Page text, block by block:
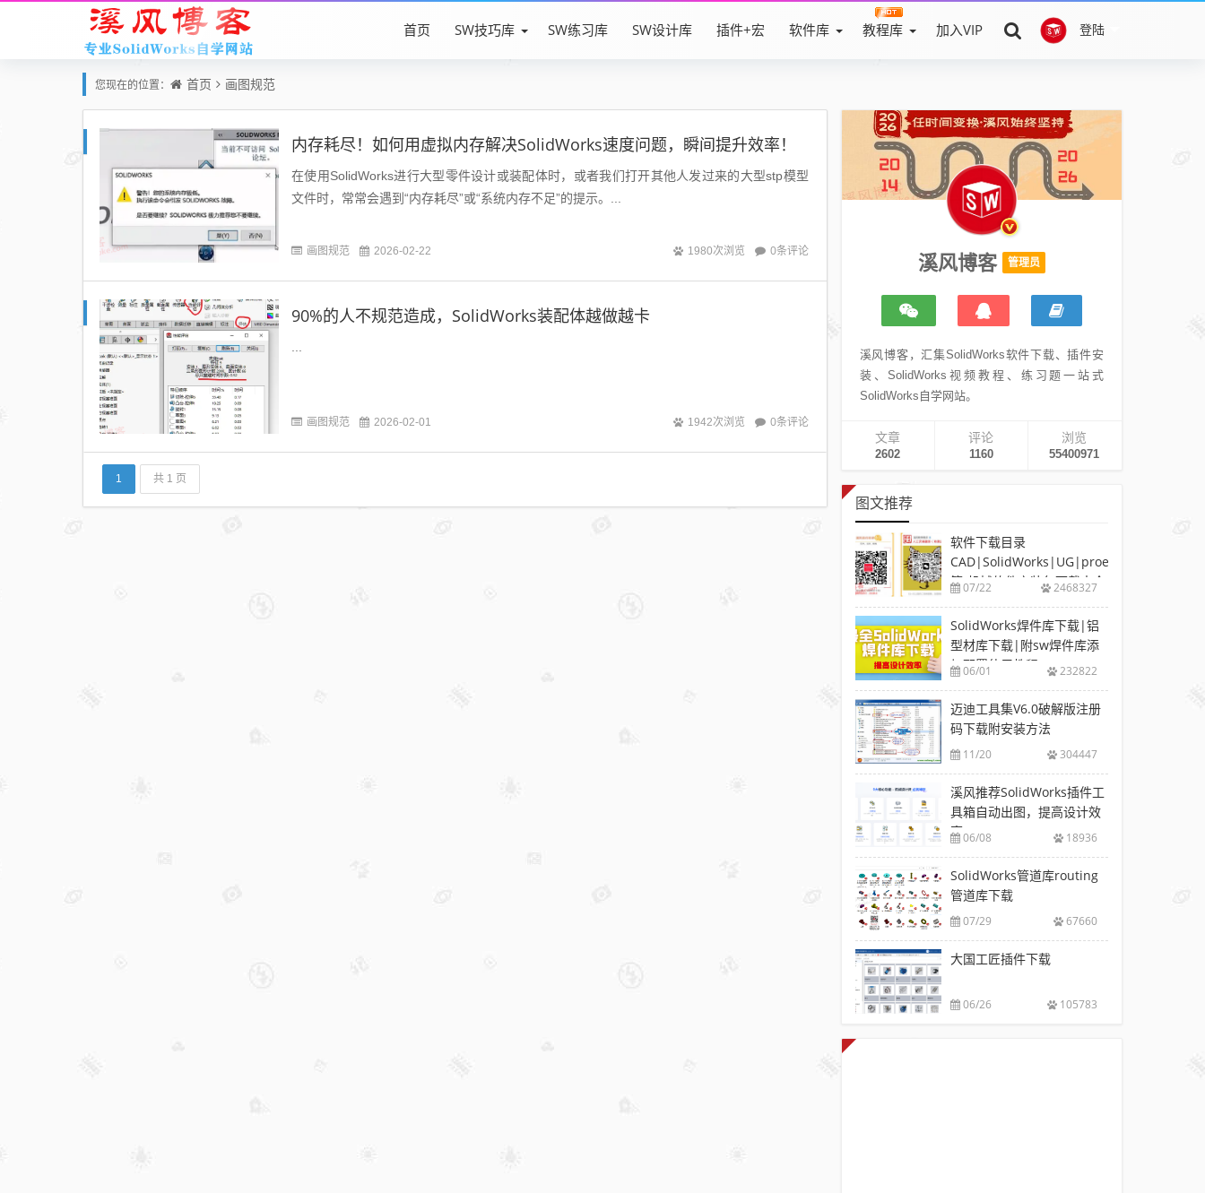
登陆
首页 SW技巧库 SW练习库 SW设计库 插件+宏 软件库 教程库 加入VIP
您现在的位置： 首页 画图规范
内存耗尽！如何用虚拟内存解决SolidWorks速度问题，瞬间提升效率！
在使用SolidWorks进行大型零件设计或装配体时，或者我们打开其他人发过来的大型stp模型
文件时，常常会遇到“内存耗尽”或“系统内存不足”的提示。...
画图规范 2026-02-22 1980次浏览 0条评论
90%的人不规范造成，SolidWorks装配体越做越卡
画图规范 2026-02-01 1942次浏览 0条评论
1 共 1 页
溪风博客 管理员
溪风博客，汇集SolidWorks软件下载、插件安
装、SolidWorks视频教程、练习题一站式
SolidWorks自学网站。
文章
2602
评论
1160
浏览
55400971
图文推荐
软件下载目录
CAD|SolidWorks|UG|proe
等-机械软件安装包下载大全
07/22 2468327
SolidWorks焊件库下载|铝
型材库下载|附sw焊件库添
加配置使用教程
06/01 232822
迈迪工具集V6.0破解版注册
码下载附安装方法
11/20 304447
溪风推荐SolidWorks插件工
具箱自动出图，提高设计效
率06/08 18936
SolidWorks管道库routing
管道库下载
07/29 67660
大国工匠插件下载
06/26 105783